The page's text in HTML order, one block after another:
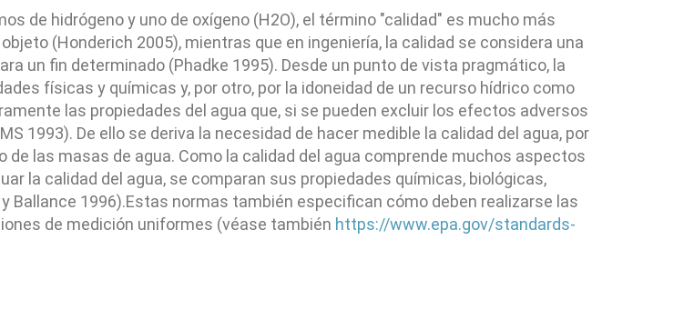
de hidrógeno y uno de oxígeno (H2O), el término "calidad" es mucho más
(Honderich 2005), mientras que en ingeniería, la calidad se considera una
un fin determinado (Phadke 1995). Desde un punto de vista pragmático, la
físicas y químicas y, por otro, por la idoneidad de un recurso hídrico como
las propiedades del agua que, si se pueden excluir los efectos adversos
1993). De ello se deriva la necesidad de hacer medible la calidad del agua, por
las masas de agua. Como la calidad del agua comprende muchos aspectos
la calidad del agua, se comparan sus propiedades químicas, biológicas,
1996).Estas normas también especifican cómo deben realizarse las
de medición uniformes (véase también https://www.epa.gov/standards-